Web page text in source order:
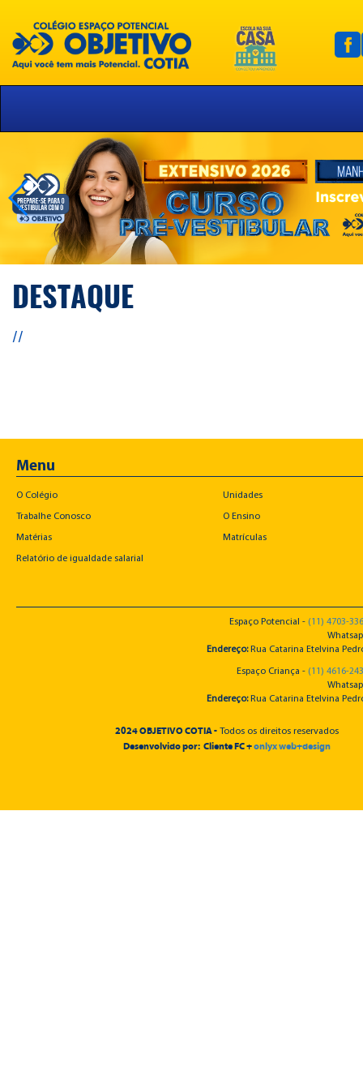
DESTAQUE
//
Menu
O Colégio Unidades
Trabalhe Conosco O Ensino
Matérias Matrículas
Relatório de igualdade salarial
Espaço Potencial - (11) 4703-
Endereço: Rua Catarina Etelvina
Espaço Criança - (11) 4616-
Endereço: Rua Catarina Etelvina
2024 OBJETIVO COTIA - Todos os direitos reservados
Desenvolvido por: Cliente FC +onlyx web+design